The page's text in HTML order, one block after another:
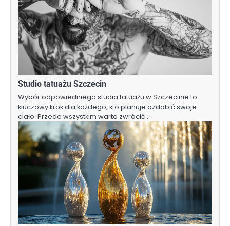
Studio tatuażu Szczecin
Wybór odpowiedniego studia tatuażu w Szczecinie to
kluczowy krok dla każdego, kto planuje ozdobić swoje
ciało. Przede wszystkim warto zwrócić…